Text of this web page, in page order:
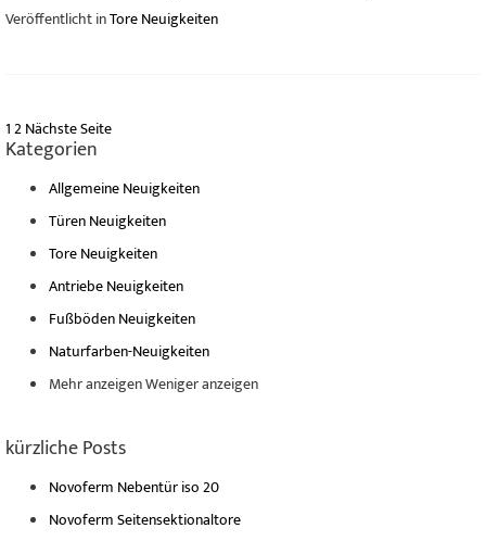
Veröffentlicht inTore Neuigkeiten
12Nächste Seite
Kategorien
Allgemeine Neuigkeiten
Türen Neuigkeiten
Tore Neuigkeiten
Antriebe Neuigkeiten
Fußböden Neuigkeiten
Naturfarben-Neuigkeiten
Mehr anzeigenWeniger anzeigen
kürzliche Posts
Novoferm Nebentür iso 20
Novoferm Seitensektionaltore